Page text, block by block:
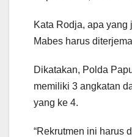
Kata Rodja, apa
Mabes harus
Dikatakan, Polda
memiliki 3 angkatan
yang ke 4.
“Rekrutmen ini harus